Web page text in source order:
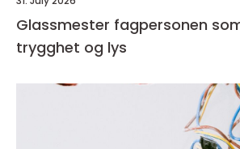
Glassmester fagpersonen som gir hjemmet
trygghet og lys